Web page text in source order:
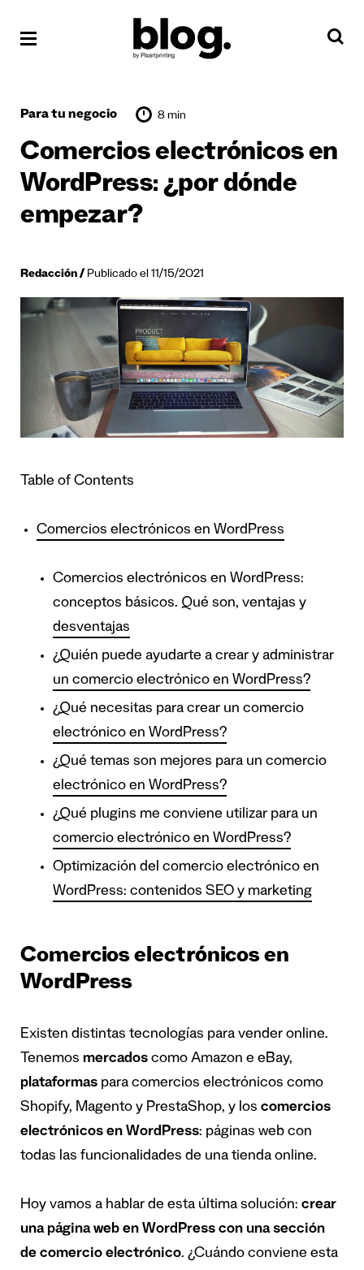
Para tu negocio 8 min
Comercios electrónicos en
WordPress: ¿por dónde
empezar?
Redacción Publicado el 11/15/2021
Table of Contents
Comercios electrónicos en WordPress
Comercios electrónicos en WordPress:
conceptos básicos. Qué son, ventajas y
desventajas
¿Quién puede ayudarte a crear y administrar
un comercio electrónico en WordPress?
¿Qué necesitas para crear un comercio
electrónico en WordPress?
¿Qué temas son mejores para un comercio
electrónico en WordPress?
¿Qué plugins me conviene utilizar para un
comercio electrónico en WordPress?
Optimización del comercio electrónico en
WordPress: contenidos SEO y marketing
Comercios electrónicos en
WordPress
Existen distintas tecnologías para vender online.
Tenemos mercados como Amazon e eBay,
plataformas para comercios electrónicos como
Shopify, Magento y PrestaShop, y los comercios
electrónicos en WordPress: páginas web con
todas las funcionalidades de una tienda online.
Hoy vamos a hablar de esta última solución: crear
una página web en WordPress con una sección
de comercio electrónico. ¿Cuándo conviene esta